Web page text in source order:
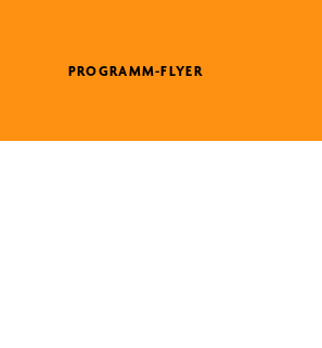
PROGRAMM-FLYER